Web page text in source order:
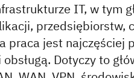
IT, w tym
przedsiębiorstw,
praca jest najczęściej
Dotyczy to